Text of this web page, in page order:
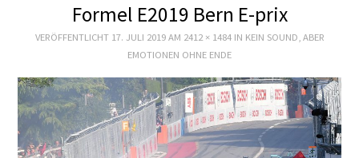
ZUKUNFT MOBIL
SCHAUFENSTER
E+PIH
Formel E2019 Bern E-prix
VERÖFFENTLICHT 17. JULI 2019AM 2412 × 1484IN KEIN SOUND, ABER
EMOTIONEN OHNE ENDE